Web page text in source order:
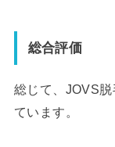
総合評価
総じて、JOVS
ています。